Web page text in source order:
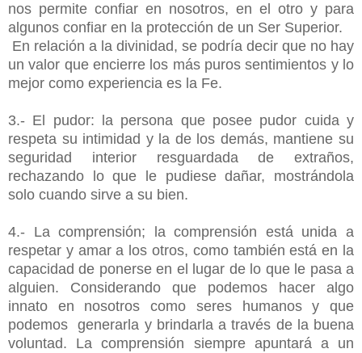
nos permite confiar en nosotros, en el otro y para
algunos confiar en la protección de un Ser Superior.
En relación a la divinidad, se podría decir que no hay
un valor que encierre los más puros sentimientos y lo
mejor como experiencia es la Fe.
3.- El pudor: la persona que posee pudor cuida y
respeta su intimidad y la de los demás, mantiene su
seguridad interior resguardada de extraños,
rechazando lo que le pudiese dañar, mostrándola
solo cuando sirve a su bien.
4.- La comprensión; la comprensión está unida a
respetar y amar a los otros, como también está en la
capacidad de ponerse en el lugar de lo que le pasa a
alguien. Considerando que podemos hacer algo
innato en nosotros como seres humanos y que
podemos generarla y brindarla a través de la buena
voluntad. La comprensión siempre apuntará a un